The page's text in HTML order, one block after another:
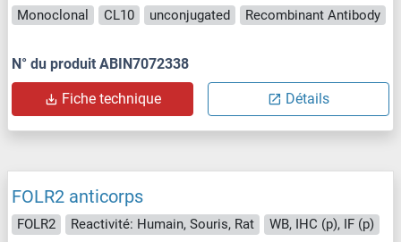
Monoclonal
CL10 unconjugated Recombinant Antibody
N° du produit ABIN7072338
Fiche technique Détails
FOLR2 anticorps
FOLR2 Reactivité: Humain, Souris, Rat
WB, IHC (p), IF (p)